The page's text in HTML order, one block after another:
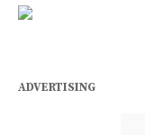
ADVERTISING